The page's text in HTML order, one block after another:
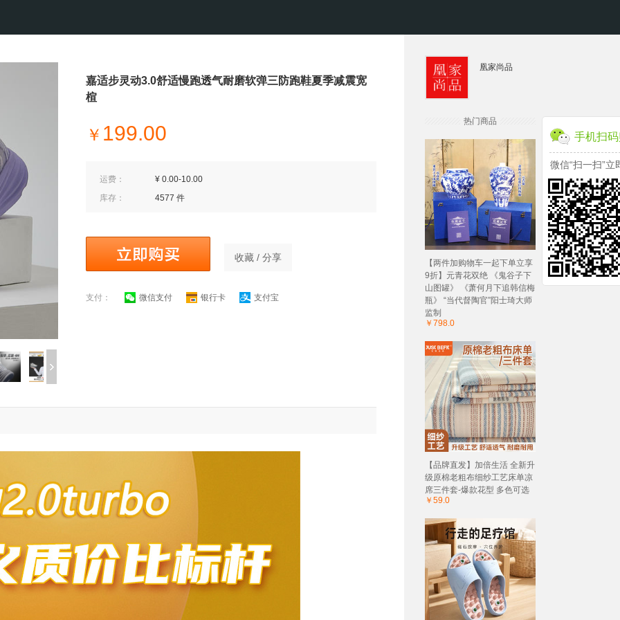
嘉适步灵动3.0舒适慢跑透气耐磨软弹三防跑鞋夏季减震宽
楦
￥ 199.00
运费：
¥ 0.00-10.00
库存：
4577 件
收藏 / 分享
支付： 微信支付 银行卡 支付宝
凰家尚品
热门商品
【两件加购物车一起下单立享
9折】元青花双绝 《鬼谷子下
山图罐》 《萧何月下追韩信梅
瓶》 “当代督陶官”阳士琦大师
监制
￥798.0
【品牌直发】加倍生活 全新升
级原棉老粗布细纱工艺床单凉
席三件套-爆款花型 多色可选
￥59.0
手机扫
微信“扫一扫”立